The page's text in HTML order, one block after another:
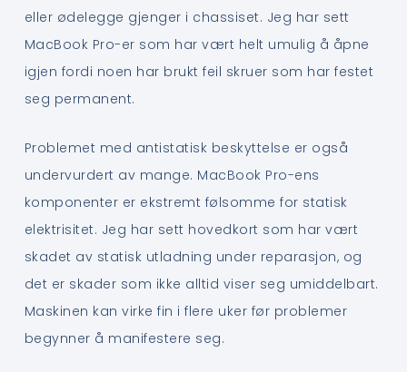
eller ødelegge gjenger i chassiset. Jeg har sett
MacBook Pro-er som har vært helt umulig å åpne
igjen fordi noen har brukt feil skruer som har festet
seg permanent.
Problemet med antistatisk beskyttelse er også
undervurdert av mange. MacBook Pro-ens
komponenter er ekstremt følsomme for statisk
elektrisitet. Jeg har sett hovedkort som har vært
skadet av statisk utladning under reparasjon, og
det er skader som ikke alltid viser seg umiddelbart.
Maskinen kan virke fin i flere uker før problemer
begynner å manifestere seg.